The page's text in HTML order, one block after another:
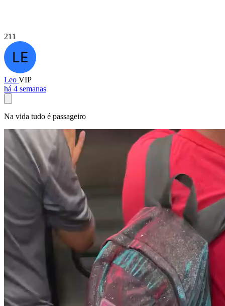
211
Leo VIP
há 4 semanas
Na vida tudo é passageiro